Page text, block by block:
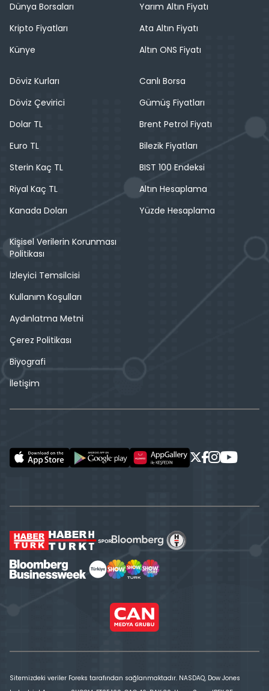
Dünya Borsaları
Kripto Fiyatları
Künye
Yarım Altın Fiyatı
Ata Altın Fiyatı
Altın ONS Fiyatı
Döviz Kurları
Döviz Çevirici
Dolar TL
Euro TL
Sterin Kaç TL
Riyal Kaç TL
Kanada Doları
Canlı Borsa
Gümüş Fiyatları
Brent Petrol Fiyatı
Bilezik Fiyatları
BIST 100 Endeksi
Altın Hesaplama
Yüzde Hesaplama
Kişisel Verilerin Korunması
Politikası
İzleyici Temsilcisi
Kullanım Koşulları
Aydınlatma Metni
Çerez Politikası
Biyografi
İletişim
Sitemizdeki veriler Foreks tarafından sağlanmaktadır. NASDAQ, Dow Jones